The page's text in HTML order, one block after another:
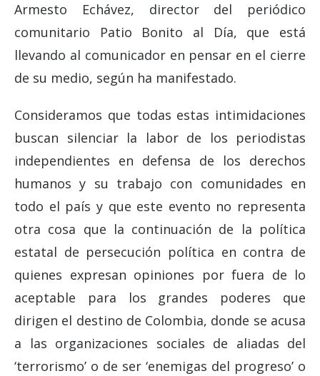
Armesto Echávez, director del periódico
comunitario Patio Bonito al Día, que está
llevando al comunicador en pensar en el cierre
de su medio, según ha manifestado.
Consideramos que todas estas intimidaciones
buscan silenciar la labor de los periodistas
independientes en defensa de los derechos
humanos y su trabajo con comunidades en
todo el país y que este evento no representa
otra cosa que la continuación de la política
estatal de persecución política en contra de
quienes expresan opiniones por fuera de lo
aceptable para los grandes poderes que
dirigen el destino de Colombia, donde se acusa
a las organizaciones sociales de aliadas del
‘terrorismo’ o de ser ‘enemigas del progreso’ o